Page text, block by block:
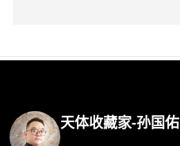
天体收藏家-孙国佑